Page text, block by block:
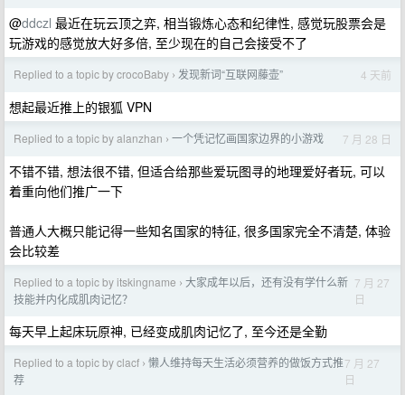
@ddczl 最近在玩云顶之弈, 相当锻炼心态和纪律性, 感觉玩股票会是
玩游戏的感觉放大好多倍, 至少现在的自己会接受不了
Replied to a topic by crocoBaby › 发现新词“互联网藤壶” 4 天前
想起最近推上的银狐 VPN
Replied to a topic by alanzhan › 一个凭记忆画国家边界的小游戏 7 月 28 日
不错不错, 想法很不错, 但适合给那些爱玩图寻的地理爱好者玩, 可以
着重向他们推广一下
普通人大概只能记得一些知名国家的特征, 很多国家完全不清楚, 体验
会比较差
Replied to a topic by itskingname › 大家成年以后，还有没有学什么新
技能并内化成肌肉记忆？
7 月 27
日
每天早上起床玩原神, 已经变成肌肉记忆了, 至今还是全勤
Replied to a topic by clacf › 懒人维持每天生活必须营养的做饭方式推
荐
7 月 27
日